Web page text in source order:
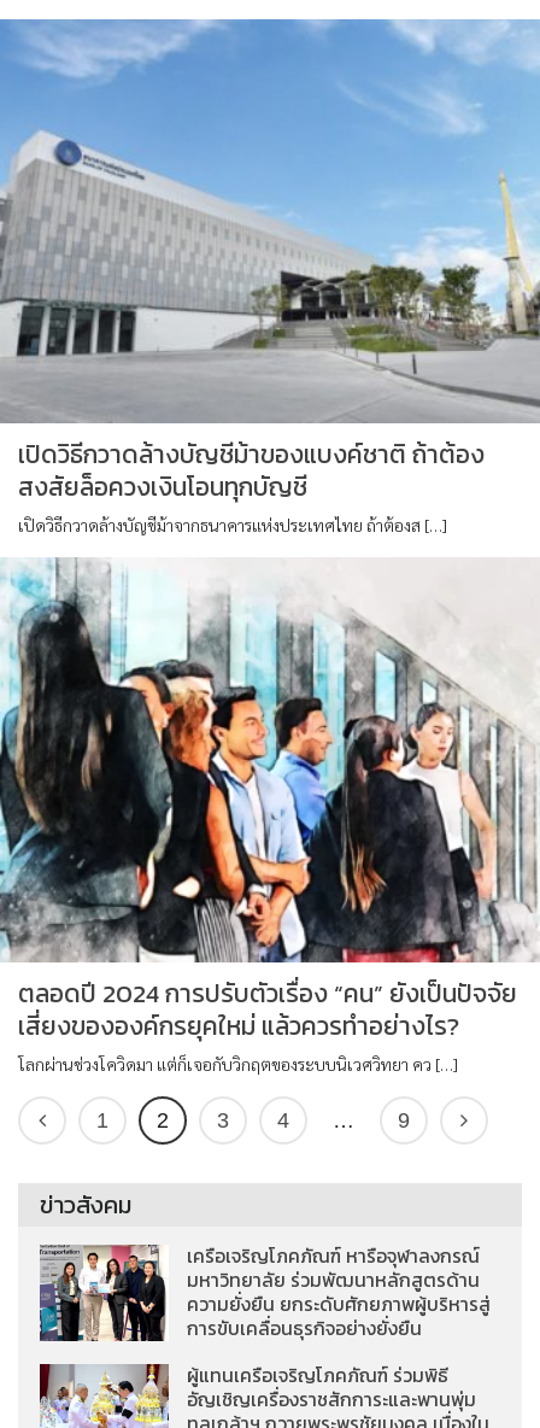
เปิดวิธีกวาดล้างบัญชีม้าของแบงค์ชาติ ถ้าต้อง
สงสัยล็อควงเงินโอนทุกบัญชี
เปิดวิธีกวาดล้างบัญชีม้าจากธนาคารแห่งประเทศไทย ถ้าต้องส […]
ตลอดปี 2024 การปรับตัวเรื่อง “คน” ยังเป็นปัจจัย
เสี่ยงขององค์กรยุคใหม่ แล้วควรทำอย่างไร?
โลกผ่านช่วงโควิดมา แต่ก็เจอกับวิกฤตของระบบนิเวศวิทยา คว […]
1 2 3 4 … 9
ข่าวสังคม
เครือเจริญโภคภัณฑ์ หารือจุฬาลงกรณ์
มหาวิทยาลัย ร่วมพัฒนาหลักสูตรด้าน
ความยั่งยืน ยกระดับศักยภาพผู้บริหารสู่
การขับเคลื่อนธุรกิจอย่างยั่งยืน
ผู้แทนเครือเจริญโภคภัณฑ์ ร่วมพิธี
อัญเชิญเครื่องราชสักการะและพานพุ่ม